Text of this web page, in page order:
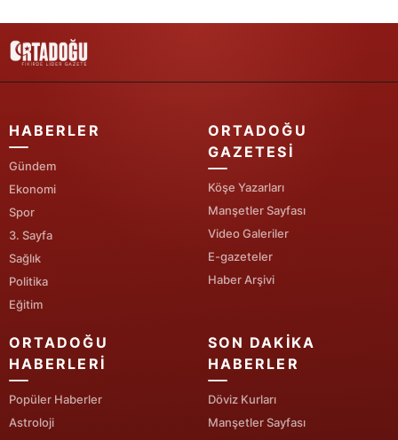
Siirt
Sinop
Tekirdağ
Tunceli
Şanlıurfa
HABERLER
Gündem
Ekonomi
Spor
3. Sayfa
Sağlık
Politika
Eğitim
ORTADOĞU
GAZETESI
Köşe Yazarları
Manşetler Sayfası
Video Galeriler
E-gazeteler
Haber Arşivi
ORTADOĞU
HABERLERI
Popüler Haberler
Astroloji
SON DAKIKA
HABERLER
Döviz Kurları
Manşetler Sayfası